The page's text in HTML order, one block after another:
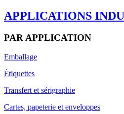
APPLICATIONS
PAR APPLICATION
Emballage
Étiquettes
Transfert et sérigraphie
Cartes, papeterie et enveloppes